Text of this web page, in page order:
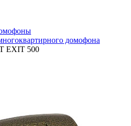
домофона
EXIT 500